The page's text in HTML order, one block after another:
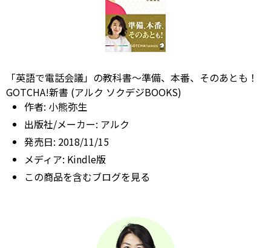
「英語で電話会議」の教科書～準備、本番、そのあとも！
GOTCHA!新書 (アルク ソクデジBOOKS)
作者: 小熊弥生
出版社/メーカー: アルク
発売日: 2018/11/15
メディア: Kindle版
この商品を含むブログを見る